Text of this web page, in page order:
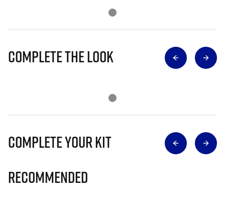
Complete The Look
Complete Your Kit
Recommended